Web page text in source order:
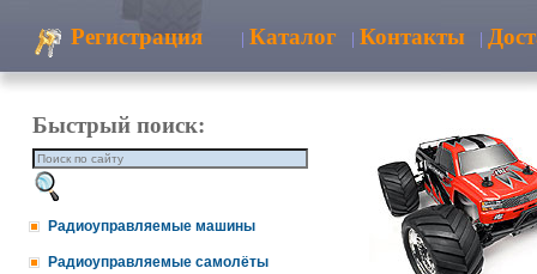
Регистрация | Каталог | Контакты |
Быстрый поиск:
Радиоуправляемые машины
Радиоуправляемые самолёты